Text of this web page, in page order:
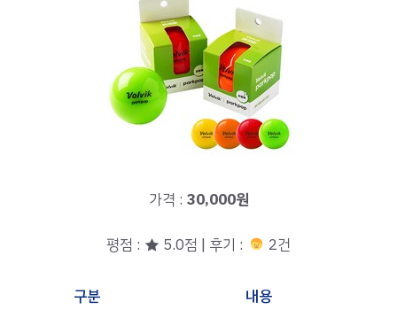
가격 : 30,000원
평점 : ★ 5.0점 | 후기 : 2건
구분
내용